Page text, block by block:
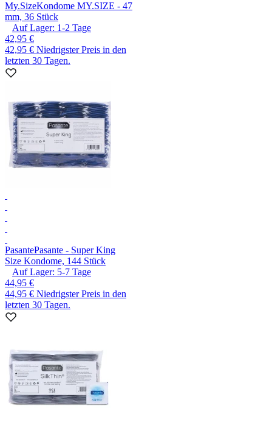
My.SizeKondome MY.SIZE - 47
mm, 36 Stück
Auf Lager: 1-2 Tage
42,95 €
42,95 € Niedrigster Preis in den
letzten 30 Tagen.
PasantePasante - Super King
Size Kondome, 144 Stück
Auf Lager: 5-7 Tage
44,95 €
44,95 € Niedrigster Preis in den
letzten 30 Tagen.